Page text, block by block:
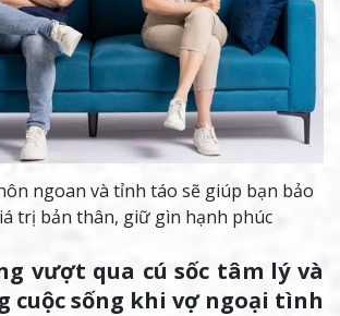
ngoan và tỉnh táo sẽ giúp bạn bảo
trị bản thân, giữ gìn hạnh phúc
vượt qua cú sốc tâm lý và
cuộc sống khi vợ ngoại tình